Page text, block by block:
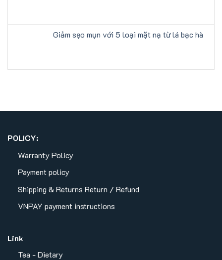
Giảm sẹo mụn với 5 loại mặt nạ từ lá bạc hà
POLICY:
Warranty Policy
Payment policy
Shipping & Returns Return / Refund
VNPAY payment instructions
Link
Tea - Dietary